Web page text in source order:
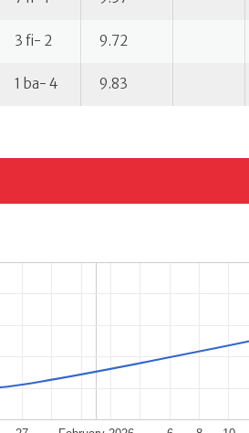
3 fi- 2 9.72
1 ba- 4 9.83